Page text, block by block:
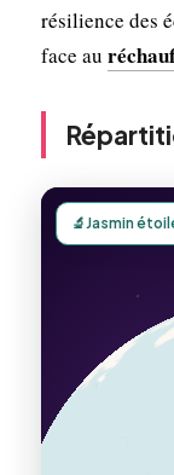
résilience des
face au